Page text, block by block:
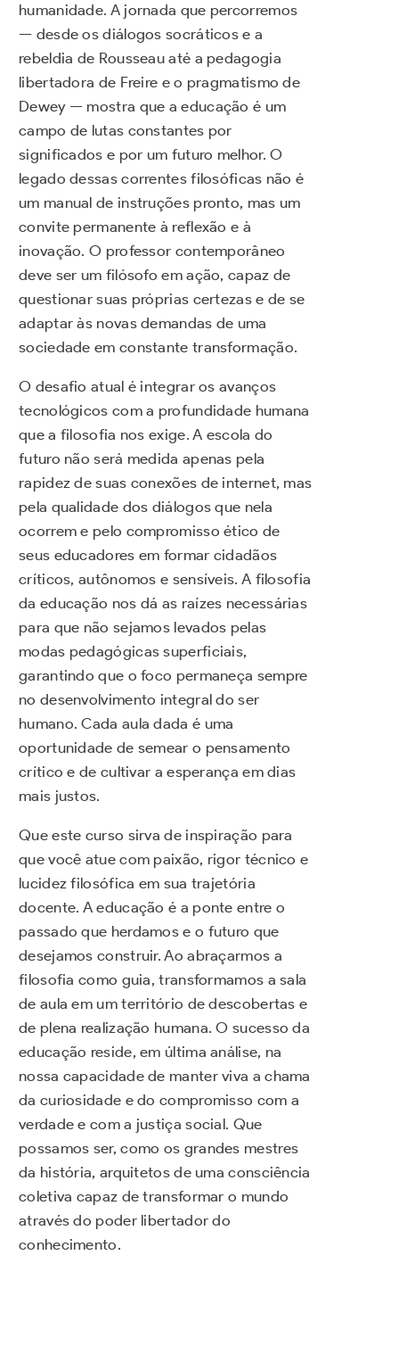
humanidade. A jornada que percorremos
— desde os diálogos socráticos e a
rebeldia de Rousseau até a pedagogia
libertadora de Freire e o pragmatismo de
Dewey — mostra que a educação é um
campo de lutas constantes por
significados e por um futuro melhor. O
legado dessas correntes filosóficas não é
um manual de instruções pronto, mas um
convite permanente à reflexão e à
inovação. O professor contemporâneo
deve ser um filósofo em ação, capaz de
questionar suas próprias certezas e de se
adaptar às novas demandas de uma
sociedade em constante transformação.
O desafio atual é integrar os avanços
tecnológicos com a profundidade humana
que a filosofia nos exige. A escola do
futuro não será medida apenas pela
rapidez de suas conexões de internet, mas
pela qualidade dos diálogos que nela
ocorrem e pelo compromisso ético de
seus educadores em formar cidadãos
críticos, autônomos e sensíveis. A filosofia
da educação nos dá as raízes necessárias
para que não sejamos levados pelas
modas pedagógicas superficiais,
garantindo que o foco permaneça sempre
no desenvolvimento integral do ser
humano. Cada aula dada é uma
oportunidade de semear o pensamento
crítico e de cultivar a esperança em dias
mais justos.
Que este curso sirva de inspiração para
que você atue com paixão, rigor técnico e
lucidez filosófica em sua trajetória
docente. A educação é a ponte entre o
passado que herdamos e o futuro que
desejamos construir. Ao abraçarmos a
filosofia como guia, transformamos a sala
de aula em um território de descobertas e
de plena realização humana. O sucesso da
educação reside, em última análise, na
nossa capacidade de manter viva a chama
da curiosidade e do compromisso com a
verdade e com a justiça social. Que
possamos ser, como os grandes mestres
da história, arquitetos de uma consciência
coletiva capaz de transformar o mundo
através do poder libertador do
conhecimento.